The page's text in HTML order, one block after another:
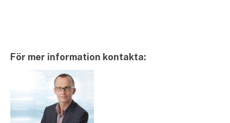
För mer information kontakta: